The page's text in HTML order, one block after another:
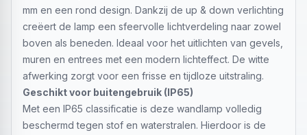
mm en een rond design. Dankzij de up & down verlichting
creëert de lamp een sfeervolle lichtverdeling naar zowel
boven als beneden. Ideaal voor het uitlichten van gevels,
muren en entrees met een modern lichteffect. De witte
afwerking zorgt voor een frisse en tijdloze uitstraling.
Geschikt voor buitengebruik (IP65)
Met een IP65 classificatie is deze wandlamp volledig
beschermd tegen stof en waterstralen. Hierdoor is de